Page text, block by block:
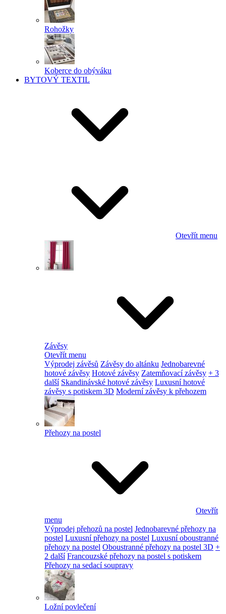
Rohožky
Koberce do obýváku
BYTOVÝ TEXTIL
Otevřít menu
Závěsy
Otevřít menu
Výprodej závěsů Závěsy do altánku Jednobarevné
hotové závěsy Hotové závěsy Zatemňovací závěsy + 3
další Skandinávské hotové závěsy Luxusní hotové
závěsy s potiskem 3D Moderní závěsy k přehozem
Přehozy na postel
Otevřít
menu
Výprodej přehozů na postel Jednobarevné přehozy na
postel Luxusní přehozy na postel Luxusní oboustranné
přehozy na postel Oboustranné přehozy na postel 3D +
2 další Francouzské přehozy na postel s potiskem
Přehozy na sedací soupravy
Ložní povlečení